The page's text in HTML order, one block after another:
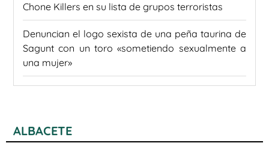
Chone Killers en su lista de grupos terroristas
Denuncian el logo sexista de una peña taurina de
Sagunt con un toro «sometiendo sexualmente a
una mujer»
ALBACETE